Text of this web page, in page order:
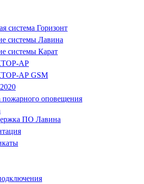
система Горизонт
системы Лавина
системы Карат
АР
АР GSM
пожарного оповещения
ПО Лавина